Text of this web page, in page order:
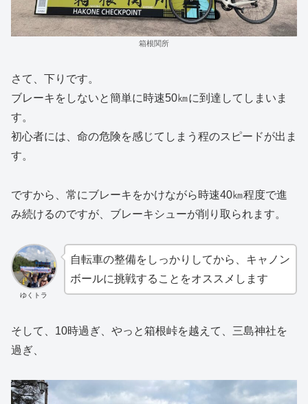
箱根関所
さて、下りです。
ブレーキをしないと簡単に時速50㎞に到達してしまいま
す。
初心者には、命の危険を感じてしまう程のスピードが出ま
す。
ですから、常にブレーキをかけながら時速40㎞程度で進
み続けるのですが、ブレーキシューが削り取られます。
ゆくトラ
自転車の整備をしっかりしてから、キャノン
ボールに挑戦することをオススメします
そして、10時過ぎ、やっと箱根峠を越えて、三島神社を
過ぎ、